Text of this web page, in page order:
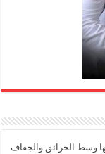
وسط الحرائق والجفاف